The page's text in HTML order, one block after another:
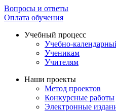
Вопросы и ответы
Оплата обучения
Учебный процесс
Учебно-
Ученикам
Учителям
Наши проекты
Метод проектов
Конкурсные работы
Электронные